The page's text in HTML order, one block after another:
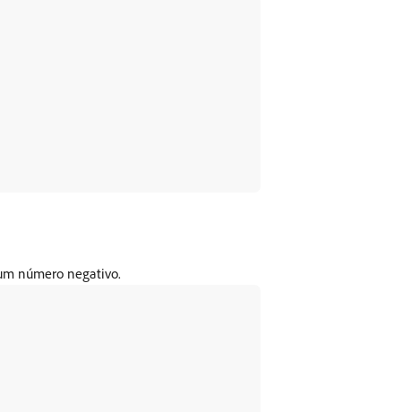
número negativo.